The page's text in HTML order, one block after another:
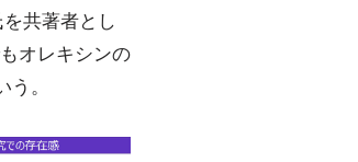
共著者とし
オレキシンの
。